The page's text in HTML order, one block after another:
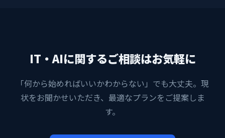
IT・AIに関するご相談はお気軽に
「何から始めればいいかわからない」でも大丈夫。現
状をお聞かせいただき、最適なプランをご提案しま
す。